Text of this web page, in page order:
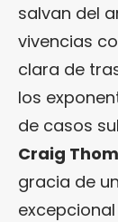
salvan del
vivencias
clara de
los
de casos
Craig
gracia de